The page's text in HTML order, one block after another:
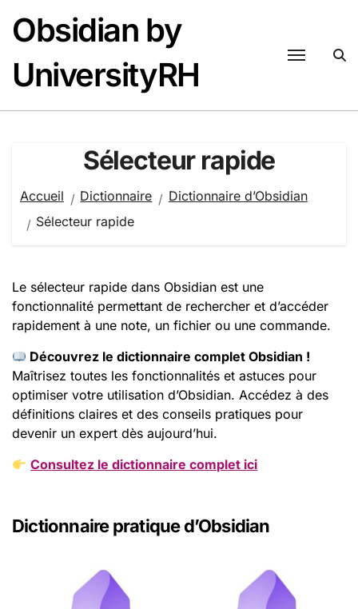
contenu
Obsidian by
UniversityRH
Sélecteur rapide
Accueil Dictionnaire
Dictionnaire d’Obsidian
Sélecteur rapide
Le sélecteur rapide dans Obsidian est une
fonctionnalité permettant de rechercher et d’accéder
rapidement à une note, un fichier ou une commande.
Découvrez le dictionnaire complet Obsidian !
Maîtrisez toutes les fonctionnalités et astuces pour
optimiser votre utilisation d’Obsidian. Accédez à des
définitions claires et des conseils pratiques pour
devenir un expert dès aujourd’hui.
Consultez le dictionnaire complet ici
Dictionnaire pratique d’Obsidian